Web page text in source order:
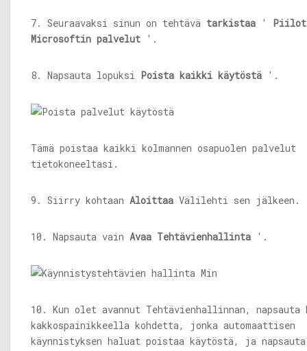
7. Seuraavaksi sinun on tehtävä tarkistaa '
Microsoftin palvelut '.
8. Napsauta lopuksi Poista kaikki käytöstä '.
Tämä poistaa kaikki kolmannen osapuolen palvelut
tietokoneeltasi.
9. Siirry kohtaan Aloittaa Välilehti sen jälkeen.
10. Napsauta vain Avaa Tehtävienhallinta '.
10. Kun olet avannut Tehtävienhallinnan,
kakkospainikkeella kohdetta, jonka automaattisen
käynnistyksen haluat poistaa käytöstä, ja